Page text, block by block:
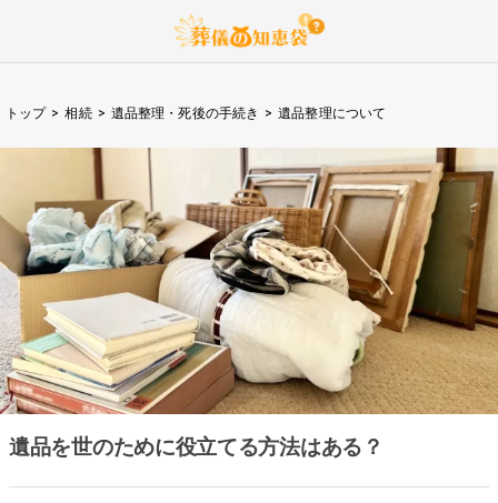
トップ > 相続 > 遺品整理・死後の手続き > 遺品整理について
遺品を世のために役立てる方法はある？